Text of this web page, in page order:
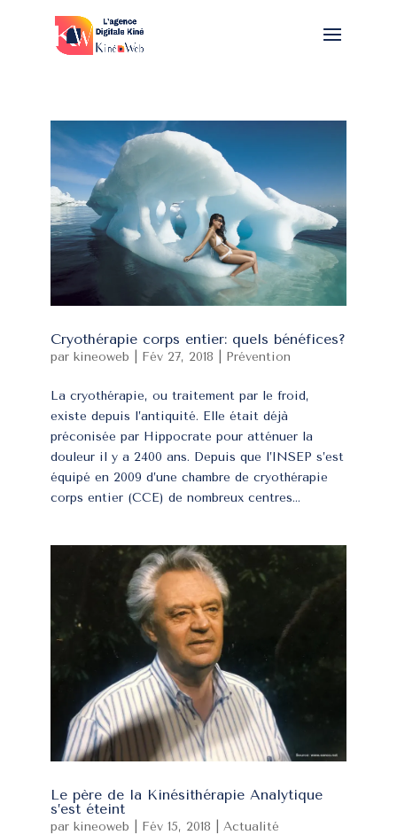
Cryothérapie corps entier: quels bénéfices?
par kineoweb Fév 27, 2018 Prévention
La cryothérapie, ou traitement par le froid,
existe depuis l’antiquité. Elle était déjà
préconisée par Hippocrate pour atténuer la
douleur il y a 2400 ans. Depuis que l’INSEP s’est
équipé en 2009 d’une chambre de cryothérapie
corps entier (CCE) de nombreux centres...
Le père de la Kinésithérapie Analytique
s’est éteint
par kineoweb Fév 15, 2018 Actualité